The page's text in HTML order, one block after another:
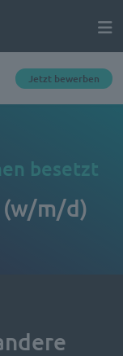
Jetzt bewerben
besetzt
(w/m/d)